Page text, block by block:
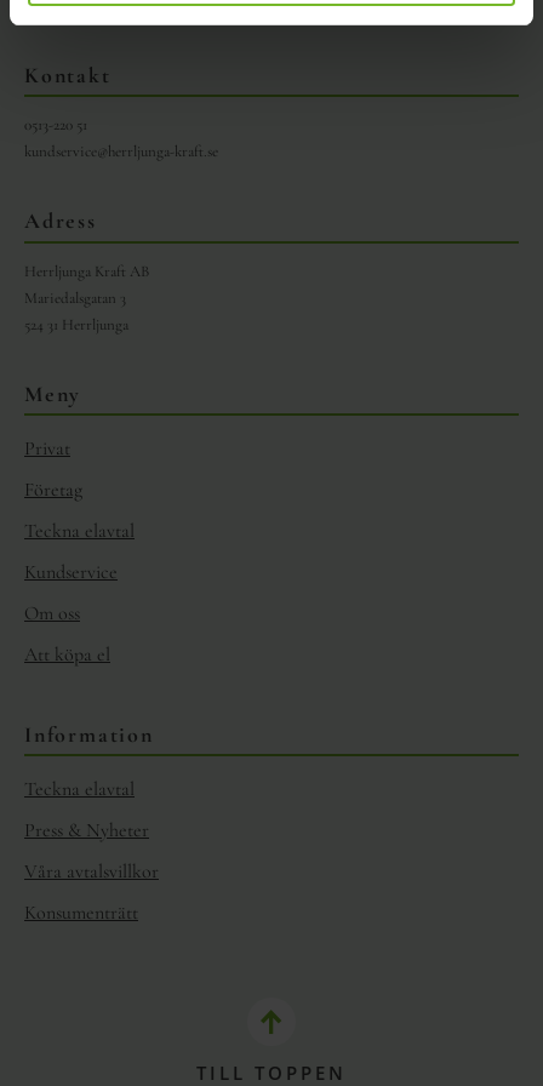
Vår integritetspolicy
Kontakt
0513-220 51
kundservice@herrljunga-kraft.se
Adress
Herrljunga Kraft AB
Mariedalsgatan 3
524 31 Herrljunga
Meny
Privat
Företag
Teckna elavtal
Kundservice
Om oss
Att köpa el
Information
Teckna elavtal
Press & Nyheter
Våra avtalsvillkor
Konsumenträtt
TILL TOPPEN